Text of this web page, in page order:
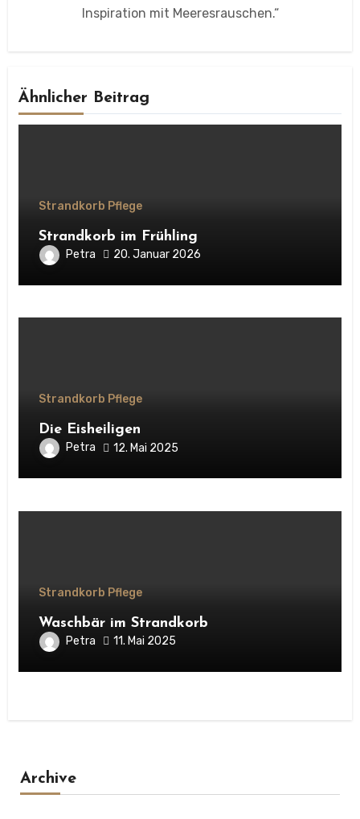
Inspiration mit Meeresrauschen.“
Ähnlicher Beitrag
Strandkorb Pflege
Strandkorb im Frühling
Petra 20. Januar 2026
Strandkorb Pflege
Die Eisheiligen
Petra 12. Mai 2025
Strandkorb Pflege
Waschbär im Strandkorb
Petra 11. Mai 2025
Archive